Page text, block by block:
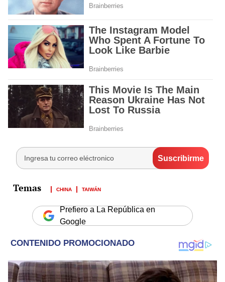
CHINA TAIWÁN
Prefiero a La República en
Google